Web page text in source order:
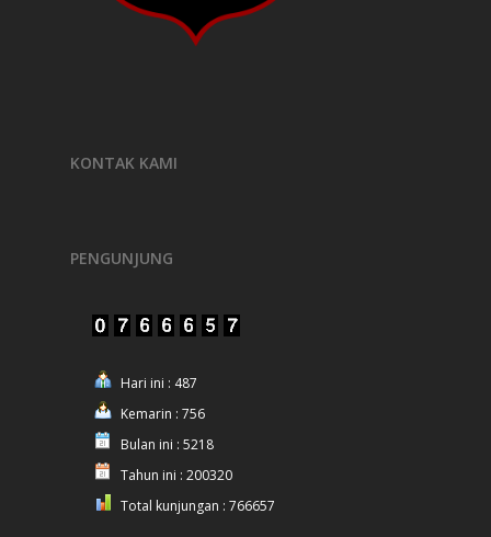
KONTAK KAMI
PENGUNJUNG
Hari ini : 487
Kemarin : 756
Bulan ini : 5218
Tahun ini : 200320
Total kunjungan : 766657